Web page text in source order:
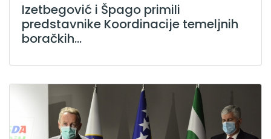
Izetbegović i Špago primili
predstavnike Koordinacije temeljnih
boračkih...